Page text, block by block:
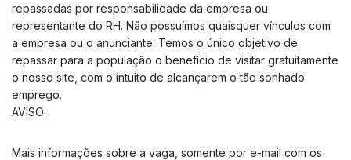
repassadas por responsabilidade da empresa ou
representante do RH. Não possuímos quaisquer vínculos com
a empresa ou o anunciante. Temos o único objetivo de
repassar para a população o benefício de visitar gratuitamente
o nosso site, com o intuito de alcançarem o tão sonhado
emprego.
AVISO:
Mais informações sobre a vaga, somente por e-mail com os